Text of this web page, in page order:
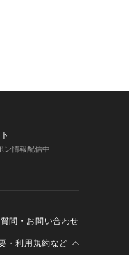
ン情報配信中
問・お問い合わせ
・利用規約など